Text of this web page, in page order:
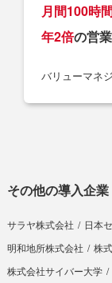
月間100時
年2倍​の営
バリューマネ
その他の導入企業
サラヤ株式会社 日本
明和地所株式会社
株
株式会社サイバー大学